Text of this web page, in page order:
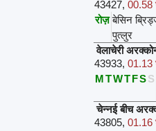
43427, 00.58
रोज़ बेसिन
पुत्लुर
वेलाचेरी
43933, 01.13
MTWTFSS
चेन्नई बीच
43805, 01.16